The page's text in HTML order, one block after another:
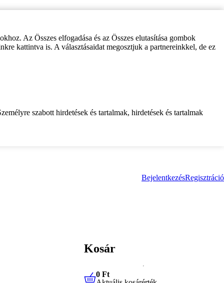
Az Összes elfogadása és az Összes elutasítása gombok
kattintva is. A választásaidat megosztjuk a partnereinkkel, de ez
szabott hirdetések és tartalmak, hirdetések és tartalmak
BejelentkezésRegisztráció
Kosár
0 Ft